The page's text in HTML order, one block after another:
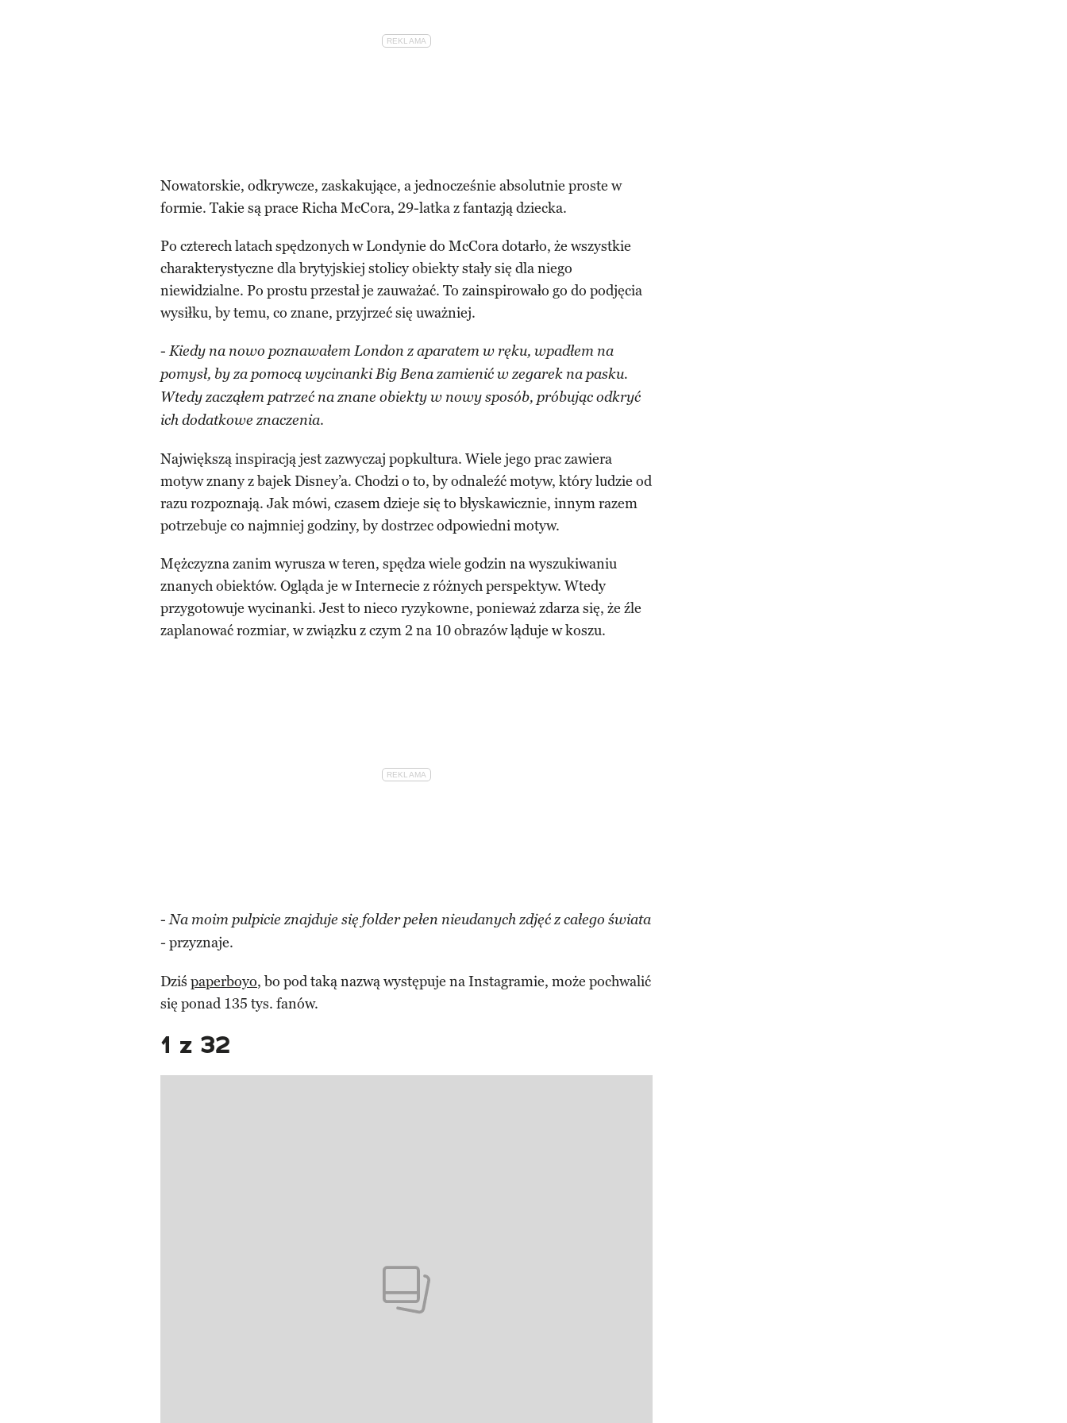
Nowatorskie, odkrywcze, zaskakujące, a jednocześnie absolutnie proste w
formie. Takie są prace Richa McCora, 29-latka z fantazją dziecka.
Po czterech latach spędzonych w Londynie do McCora dotarło, że wszystkie
charakterystyczne dla brytyjskiej stolicy obiekty stały się dla niego
niewidzialne. Po prostu przestał je zauważać. To zainspirowało go do podjęcia
wysiłku, by temu, co znane, przyjrzeć się uważniej.
- Kiedy na nowo poznawałem London z aparatem w ręku, wpadłem na
pomysł, by za pomocą wycinanki Big Bena zamienić w zegarek na pasku.
Wtedy zacząłem patrzeć na znane obiekty w nowy sposób, próbując odkryć
ich dodatkowe znaczenia.
Największą inspiracją jest zazwyczaj popkultura. Wiele jego prac zawiera
motyw znany z bajek Disney’a. Chodzi o to, by odnaleźć motyw, który ludzie od
razu rozpoznają. Jak mówi, czasem dzieje się to błyskawicznie, innym razem
potrzebuje co najmniej godziny, by dostrzec odpowiedni motyw.
Mężczyzna zanim wyrusza w teren, spędza wiele godzin na wyszukiwaniu
znanych obiektów. Ogląda je w Internecie z różnych perspektyw. Wtedy
przygotowuje wycinanki. Jest to nieco ryzykowne, ponieważ zdarza się, że źle
zaplanować rozmiar, w związku z czym 2 na 10 obrazów ląduje w koszu.
-Na moim pulpicie znajduje się folder pełen nieudanych zdjęć z całego świata
- przyznaje.
Dziś paperboyo, bo pod taką nazwą występuje na Instagramie, może pochwalić
się ponad 135 tys. fanów.
1 z 32